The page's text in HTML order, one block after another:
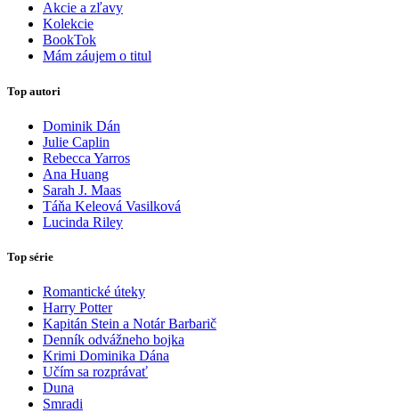
Akcie a zľavy
Kolekcie
BookTok
Mám záujem o titul
Top autori
Dominik Dán
Julie Caplin
Rebecca Yarros
Ana Huang
Sarah J. Maas
Táňa Keleová Vasilková
Lucinda Riley
Top série
Romantické úteky
Harry Potter
Kapitán Stein a Notár Barbarič
Denník odvážneho bojka
Krimi Dominika Dána
Učím sa rozprávať
Duna
Smradi